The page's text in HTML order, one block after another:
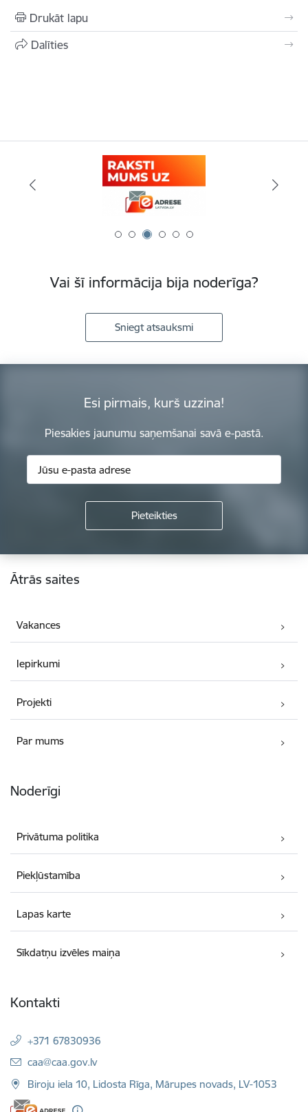
Drukāt lapu
Dalīties
Vai šī informācija bija noderīga?
Sniegt atsauksmi
Esi pirmais, kurš uzzina!
Piesakies jaunumu saņemšanai savā e-pastā.
Kājene
Ātrās saites
Vakances
Iepirkumi
Projekti
Par mums
Noderīgi
Privātuma politika
Piekļūstamība
Lapas karte
Sīkdatņu izvēles maiņa
Kontakti
+371 67830936
E-pasts:
caa@caa.gov.lv
Biroju iela 10, Lidosta Rīga, Mārupes novads, LV-1053